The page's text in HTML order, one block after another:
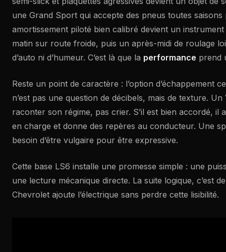
une Grand Sport qui accepte des pneus toutes
amortissement piloté bien calibré devient un
matin sur route froide, puis un après-midi de roulage
d’auto ni d’humeur. C’est là que la performance prend
Reste un point de caractère : l’option d’échappement
n’est pas une question de décibels, mais de texture.
raconter son régime, pas crier. S’il est bien accordé, il
en charge et donne des repères au conducteur. Une
besoin d’être vulgaire pour être expressive.
Cette base LS6 installe une promesse simple : une
une lecture mécanique directe. La suite logique, c’est
Chevrolet ajoute l’électrique sans perdre cette lisibilité.